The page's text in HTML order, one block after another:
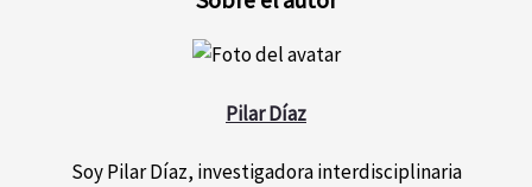
Pilar Díaz
Soy Pilar Díaz, investigadora interdisciplinaria